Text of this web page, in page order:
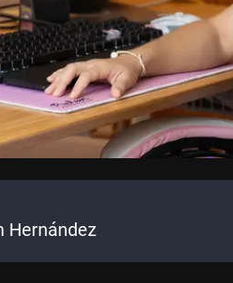
Hernández